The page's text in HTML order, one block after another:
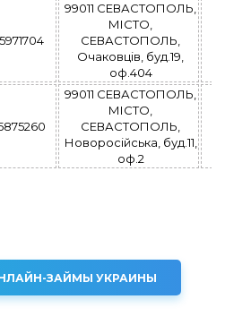
99011 СЕВАСТОПОЛЬ,
МІСТО,
СЕВАСТОПОЛЬ,
Очаковцiв, буд.19,
оф.404
99011 СЕВАСТОПОЛЬ,
МІСТО,
СЕВАСТОПОЛЬ,
Новоросійська, буд.11,
оф.2
ЗАЙМЫ УКРАИНЫ